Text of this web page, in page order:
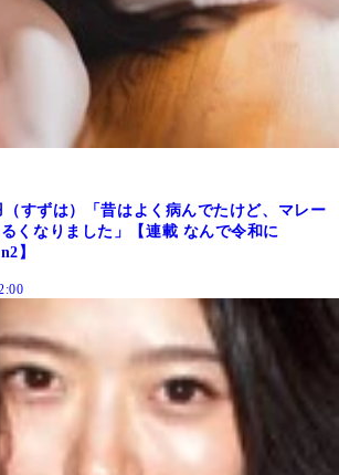
すずは）「昔はよく病んでたけど、マレー
くなりました」【連載 なんで令和に
】